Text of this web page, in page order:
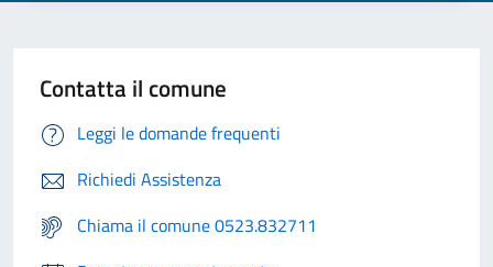
Contatta il comune
Leggi le domande frequenti
Richiedi Assistenza
Chiama il comune 0523.832711